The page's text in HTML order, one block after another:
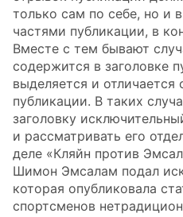
только сам по себе, но и
частями публикации, в
Вместе с тем бывают
содержится в заголовке
выделяется и отличается
публикации. В таких
заголовку
и рассматривать его
деле «Кляйн против
Шимон Эмсалам подал
которая опубликовала
спортсменов